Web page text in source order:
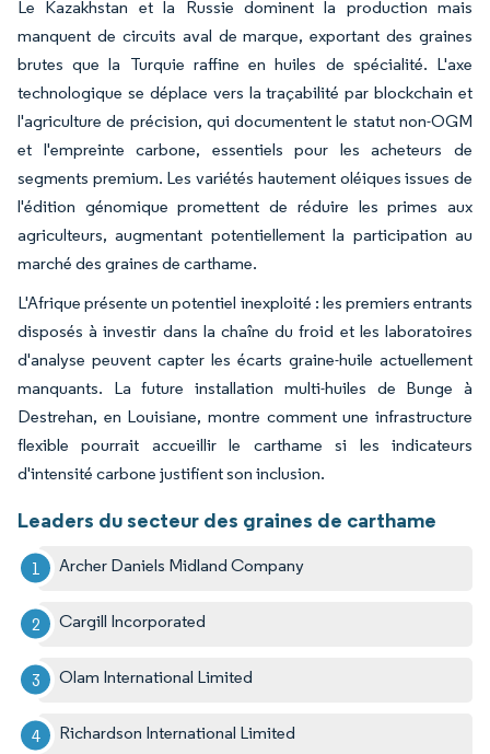
Le Kazakhstan et la Russie dominent la production mais
manquent de circuits aval de marque, exportant des graines
brutes que la Turquie raffine en huiles de spécialité. L'axe
technologique se déplace vers la traçabilité par blockchain et
l'agriculture de précision, qui documentent le statut non-OGM
et l'empreinte carbone, essentiels pour les acheteurs de
segments premium. Les variétés hautement oléiques issues de
l'édition génomique promettent de réduire les primes aux
agriculteurs, augmentant potentiellement la participation au
marché des graines de carthame.
L'Afrique présente un potentiel inexploité : les premiers entrants
disposés à investir dans la chaîne du froid et les laboratoires
d'analyse peuvent capter les écarts graine-huile actuellement
manquants. La future installation multi-huiles de Bunge à
Destrehan, en Louisiane, montre comment une infrastructure
flexible pourrait accueillir le carthame si les indicateurs
d'intensité carbone justifient son inclusion.
Leaders du secteur des graines de carthame
Archer Daniels Midland Company
Cargill Incorporated
Olam International Limited
Richardson International Limited